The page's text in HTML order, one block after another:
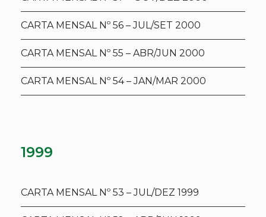
CARTA MENSAL Nº 56 – JUL/SET 2000
CARTA MENSAL Nº 55 – ABR/JUN 2000
CARTA MENSAL Nº 54 – JAN/MAR 2000
1999
CARTA MENSAL Nº 53 – JUL/DEZ 1999